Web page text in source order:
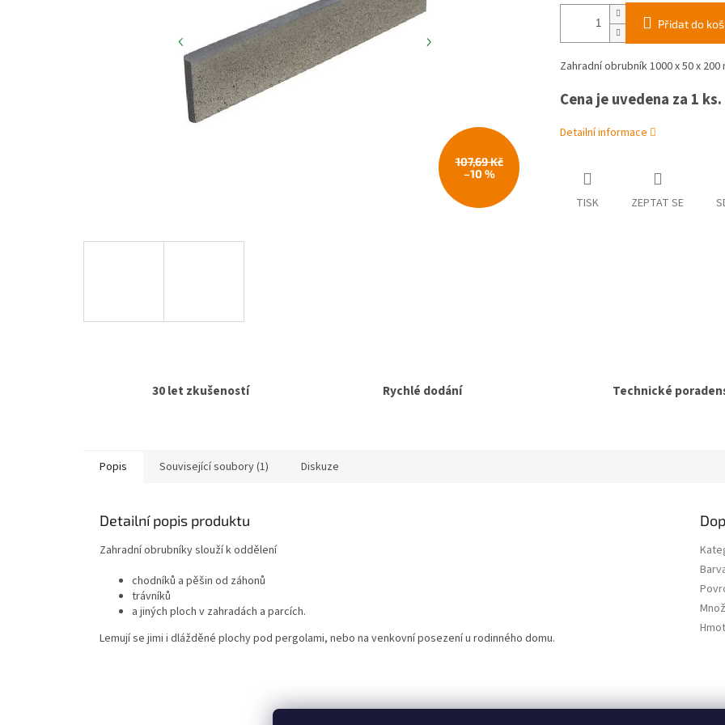
107,69 Kč
–10 %
Přidat do
Zahradní obrubník 1000 x 50 x 200
Cena je uvedena za 1 ks.
Detailní informace
TISK ZEPTAT SE
30 let zkušeností Rychlé dodání Technické
Popis Související soubory (1) Diskuze
Detailní popis produktu
Zahradní obrubníky slouží k oddělení
chodníků a pěšin od záhonů
trávníků
a jiných ploch v zahradách a parcích.
Lemují se jimi i dlážděné plochy pod pergolami, nebo na venkovní posezení u rodinného domu.